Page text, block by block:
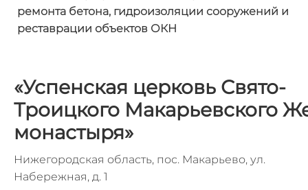
ремонта бетона, гидроизоляции сооружений и
реставрации объектов ОКН
«Успенская церковь Свято-
Троицкого Макарьевского
монастыря»
Нижегородская область, пос. Макарьево, ул.
Набережная, д. 1